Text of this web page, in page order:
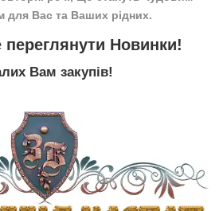
для Вас та Ваших рідних.
переглянути Новинки!
Вам закупів!